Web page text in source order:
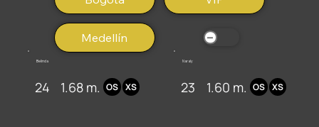
Medellín
Belinda
24 1.68 m. OS XS
Naraly
23 1.60 m. OS XS